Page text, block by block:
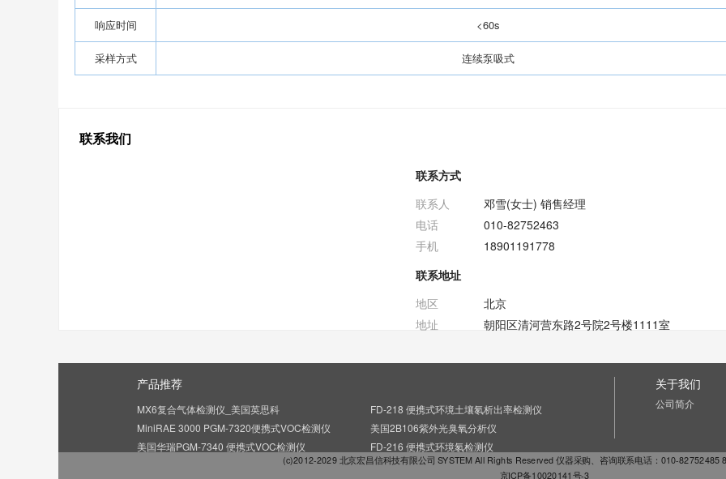
响应时间 <60s
采样方式 连续泵吸式
联系我们
联系方式
联系人
邓雪(女士) 销售经理
电话
010-82752463
手机
18901191778
联系地址
地区
北京
地址
朝阳区清河营东路2号院2号楼1111室
产品推荐
MX6复合气体检测仪_美国英思科
MiniRAE 3000 PGM-7320便携式VOC检测仪
美国华瑞PGM-7340 便携式VOC检测仪
FD-218 便携式环境土壤氡析出率检测仪
美国2B106紫外光臭氧分析仪
FD-216 便携式环境氡检测仪
关于我们
公司简介
(c)2012-2029 北京宏昌信科技有限公司 SYSTEM All Rights Reserved 仪器采购、咨询联系电话：010-82752485
京ICP备10020141号-3